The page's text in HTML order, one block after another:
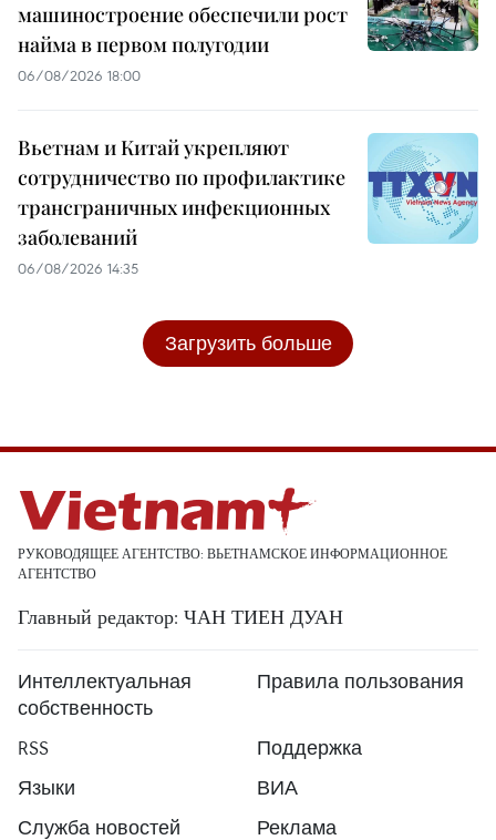
машиностроение обеспечили рост
найма в первом полугодии
06/08/2026 18:00
Вьетнам и Китай укрепляют
сотрудничество по профилактике
трансграничных инфекционных
заболеваний
06/08/2026 14:35
Загрузить больше
РУКОВОДЯЩЕЕ АГЕНТСТВО: ВЬЕТНАМСКОЕ ИНФОРМАЦИОННОЕ
АГЕНТСТВО
Главный редактор: ЧАН ТИЕН ДУАН
Интеллектуальная
собственность
Правила пользования
RSS
Поддержка
Языки
ВИА
Служба новостей
Реклама